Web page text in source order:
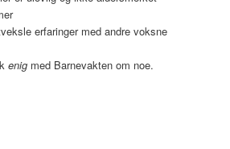
erfaringer med andre voksne
enig med Barnevakten om noe.